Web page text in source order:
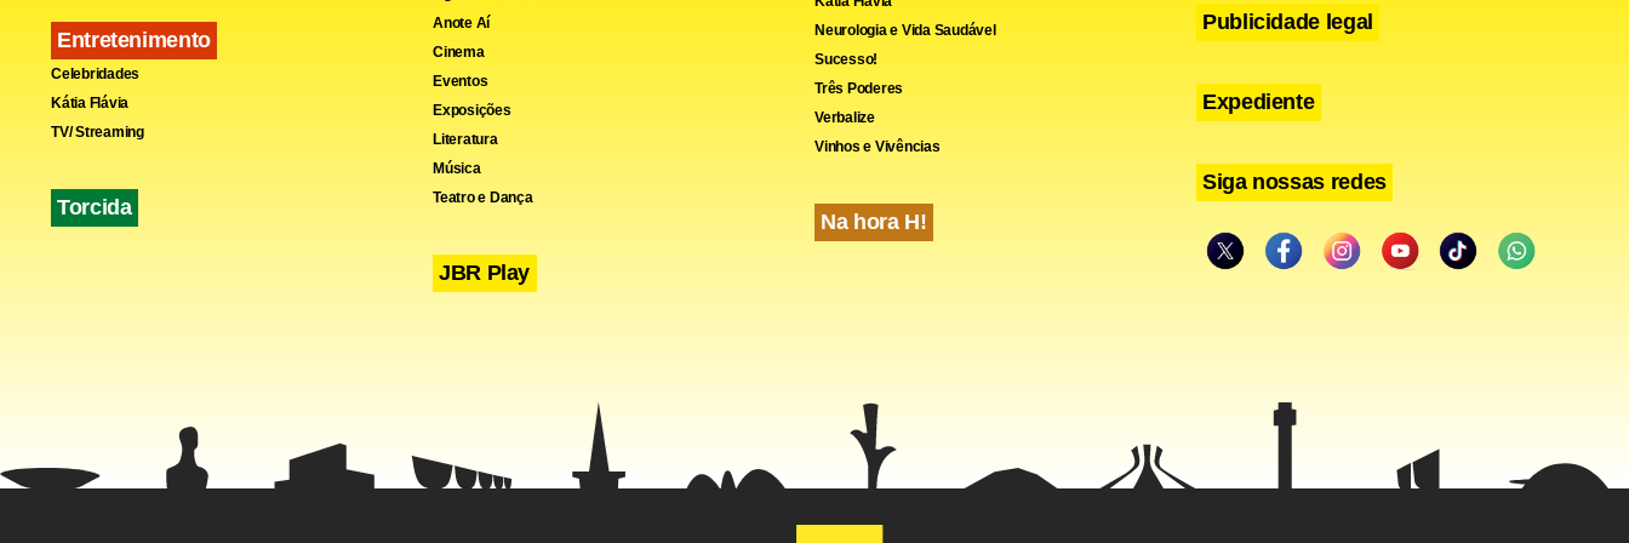
Com informações da Agência Brasil
Entretenimento
Celebridades
Kátia Flávia
TV/ Streaming
Torcida
Anote Aí
Cinema
Eventos
Exposições
Literatura
Música
Teatro e Dança
JBR Play
Neurologia e Vida Saudável
Sucesso!
Três Poderes
Verbalize
Vinhos e Vivências
Na hora H!
Publicidade legal
Expediente
Siga nossas redes